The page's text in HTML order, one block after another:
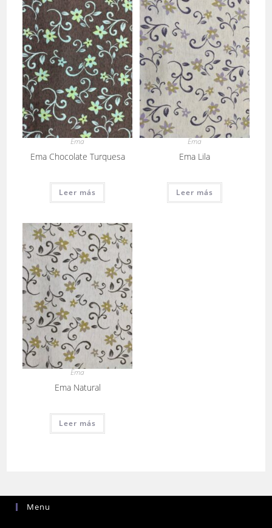
Ema
Ema Chocolate Turquesa
Leer más
Ema
Ema Lila
Leer más
Ema
Ema Natural
Leer más
Menu